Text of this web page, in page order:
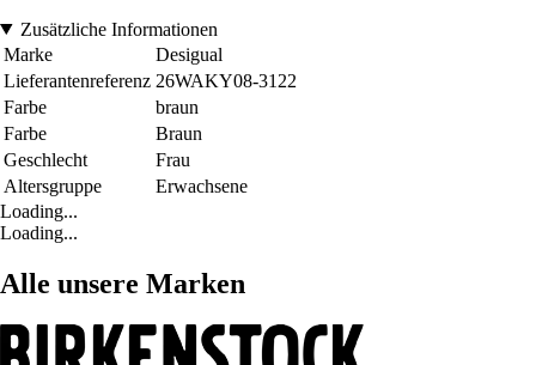
Zusätzliche Informationen
Marke
Desigual
Lieferantenreferenz 26WAKY08-3122
Farbe
braun
Farbe
Braun
Geschlecht
Frau
Altersgruppe
Erwachsene
Loading...
Loading...
Alle unsere Marken